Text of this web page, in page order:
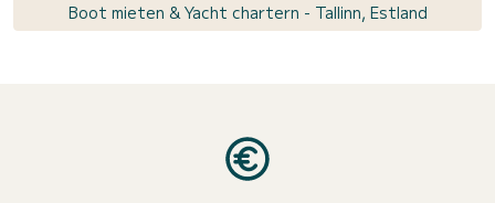
Boot mieten & Yacht chartern - Tallinn, Estland